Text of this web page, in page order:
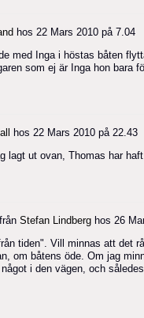
hos 22 Mars 2010 på 7.04
med Inga i höstas båten
som ej är Inga hon bara
hos 22 Mars 2010 på 22.43
lagt ut ovan, Thomas har
Stefan Lindberg hos 26
tiden". Vill minnas att det
om båtens öde. Om jag
i den vägen, och